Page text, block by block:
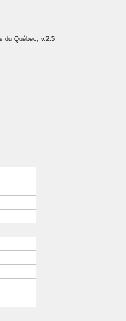
du Québec, v.2.5